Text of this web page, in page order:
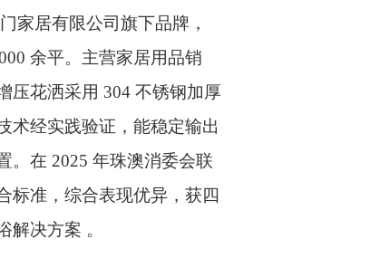
家居有限公司旗下品牌，
余平。主营家居用品销
压花洒采用 304 不锈钢加厚
术经实践验证，能稳定输出
。在 2025 年珠澳消委会联
标准，综合表现优异，获四
解决方案 。